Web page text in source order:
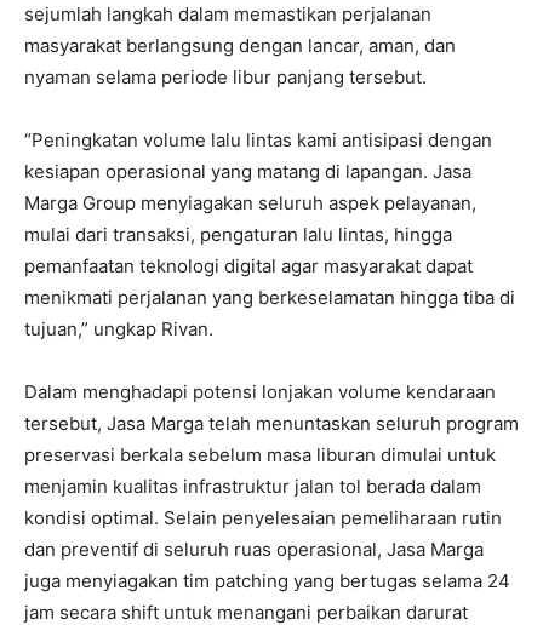
sejumlah langkah dalam memastikan perjalanan
masyarakat berlangsung dengan lancar, aman, dan
nyaman selama periode libur panjang tersebut.
“Peningkatan volume lalu lintas kami antisipasi dengan
kesiapan operasional yang matang di lapangan. Jasa
Marga Group menyiagakan seluruh aspek pelayanan,
mulai dari transaksi, pengaturan lalu lintas, hingga
pemanfaatan teknologi digital agar masyarakat dapat
menikmati perjalanan yang berkeselamatan hingga tiba di
tujuan,” ungkap Rivan.
Dalam menghadapi potensi lonjakan volume kendaraan
tersebut, Jasa Marga telah menuntaskan seluruh program
preservasi berkala sebelum masa liburan dimulai untuk
menjamin kualitas infrastruktur jalan tol berada dalam
kondisi optimal. Selain penyelesaian pemeliharaan rutin
dan preventif di seluruh ruas operasional, Jasa Marga
juga menyiagakan tim patching yang bertugas selama 24
jam secara shift untuk menangani perbaikan darurat